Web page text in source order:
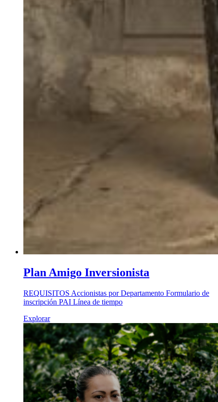
Plan Amigo Inversionista
REQUISITOS Accionistas por Departamento Formulario de
inscripción PAI Línea de tiempo
Explorar